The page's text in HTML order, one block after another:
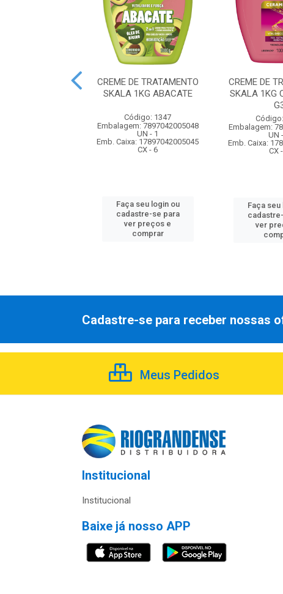
CREME DE TRATAMENTO
SKALA 1KG ABACATE
Código: 1347
Embalagem: 7897042005048
UN - 1
Emb. Caixa: 17897042005045
CX - 6
Faça seu login ou
cadastre-se para
ver preços e
comprar
CREME DE
SKALA 1KG
Embalagem:
UN
Emb. Caixa:
CX
Faça seu
ver
Cadastre-se para receber nossas
Meus Pedidos
Institucional
Institucional
Baixe já nosso APP